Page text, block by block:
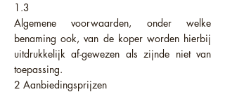
1.3
Algemene voorwaarden, onder welke
benaming ook, van de koper worden hierbij
uitdrukkelijk af-gewezen als zijnde niet van
toepassing.
2 Aanbiedingsprijzen